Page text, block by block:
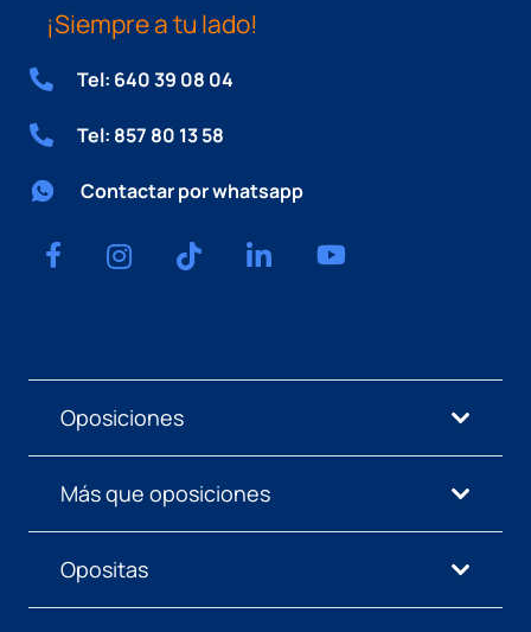
¡Siempre a tu lado!
Tel: 640 39 08 04
Tel: 857 80 13 58
Contactar por whatsapp
Oposiciones
Más que oposiciones
Opositas